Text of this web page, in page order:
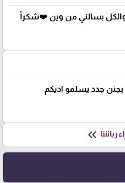
والكل بسالني من وين ❤️شكراً
جدد يسلمو اديكم
زبائننا keyboard_double_arrow_left